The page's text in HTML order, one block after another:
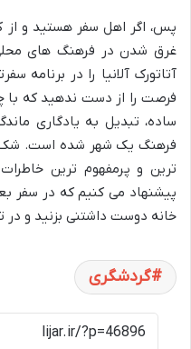
پس، اگر اهل سفر هستید و از
غرق شدن در فرهنگ های
آتاتورک آلانیا را در برنامه
فرصت را از دست ندهید که با
ساده، تبدیل به یادگاری
فرهنگ یک شهر شده است. شک
ترین و پرمفهوم ترین
پیشنهاد می کنیم که در سفر
خانه دوست داشتنی بزنید و
گردشگری